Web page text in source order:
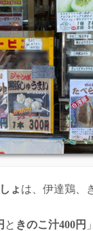
ょ は、伊達鶏、
と きのこ汁400円